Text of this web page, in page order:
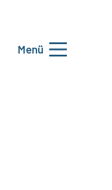
Menü